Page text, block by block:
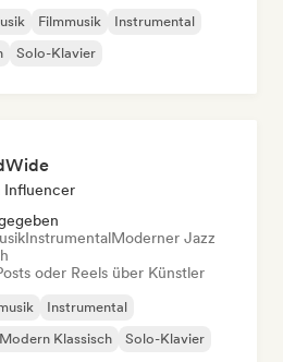
Filmmusik
Instrumental
Solo-Klavier
Influencer
InstrumentalModerner Jazz
oder Reels über Künstler
Instrumental
Klassisch Solo-Klavier